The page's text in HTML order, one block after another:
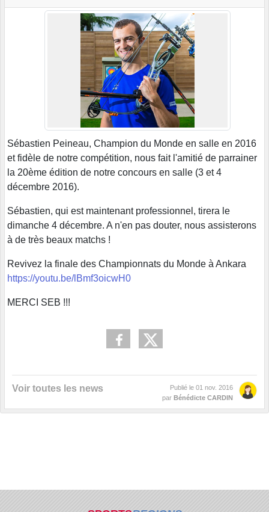
Sébastien Peineau, Champion du Monde en salle en 2016
et fidèle de notre compétition, nous fait l'amitié de parrainer
la 20ème édition de notre concours en salle (3 et 4
décembre 2016).
Sébastien, qui est maintenant professionnel, tirera le
dimanche 4 décembre. A n'en pas douter, nous assisterons
à de très beaux matchs !
Revivez la finale des Championnats du Monde à Ankara
https://youtu.be/lBmf3oicwH0
MERCI SEB !!!
Voir toutes les news Publié le 01 nov. 2016
par Bénédicte CARDIN